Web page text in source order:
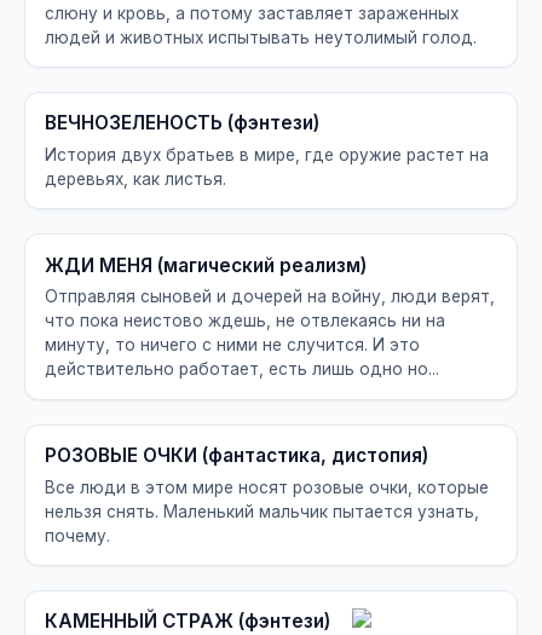
слюну и кровь, а потому заставляет зараженных
людей и животных испытывать неутолимый голод.
ВЕЧНОЗЕЛЕНОСТЬ (фэнтези)
История двух братьев в мире, где оружие растет на
деревьях, как листья.
ЖДИ МЕНЯ (магический реализм)
Отправляя сыновей и дочерей на войну, люди верят,
что пока неистово ждешь, не отвлекаясь ни на
минуту, то ничего с ними не случится. И это
действительно работает, есть лишь одно но...
РОЗОВЫЕ ОЧКИ (фантастика, дистопия)
Все люди в этом мире носят розовые очки, которые
нельзя снять. Маленький мальчик пытается узнать,
почему.
КАМЕННЫЙ СТРАЖ (фэнтези)